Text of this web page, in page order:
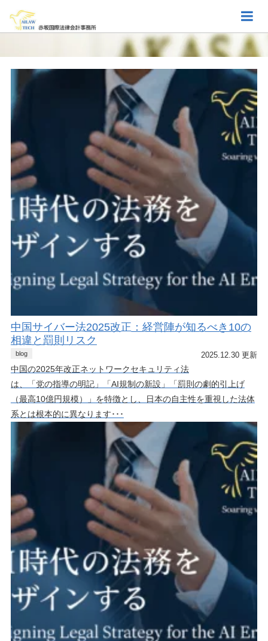
中国サイバー法2025改正：経営陣が知るべき10の
相違と罰則リスク
blog 2025.12.30 更新
中国の2025年改正ネットワークセキュリティ法
は、「党の指導の明記」「AI規制の新設」「罰則の劇的引上げ
（最高10億円規模）」を特徴とし、日本の自主性を重視した法体
系とは根本的に異なります･･･